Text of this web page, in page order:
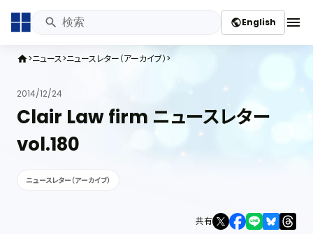
publicEnglish menu
home ニュース ニュースレター（アーカイブ）
2014/12/24
Clair Law firm ニュースレター
vol.180
ニュースレター（アーカイブ）
共有